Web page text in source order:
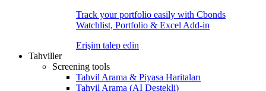
Track your portfolio easily with Cbonds
Watchlist, Portfolio & Excel Add-in
Erişim talep edin
Tahviller
Screening tools
Tahvil Arama & Piyasa Haritaları
Tahvil Arama (AI Destekli)